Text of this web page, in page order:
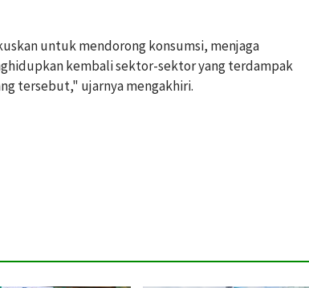
untuk mendorong konsumsi, menjaga
kembali sektor-sektor yang terdampak
tersebut," ujarnya mengakhiri.